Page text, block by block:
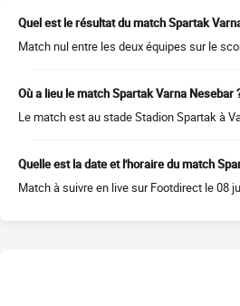
Quel est le résultat du match Spartak
Match nul entre les deux équipes sur le
Où a lieu le match Spartak Varna Nesebar
Le match est au stade Stadion Spartak à
Quelle est la date et l'horaire du match
Match à suivre en live sur Footdirect le 08